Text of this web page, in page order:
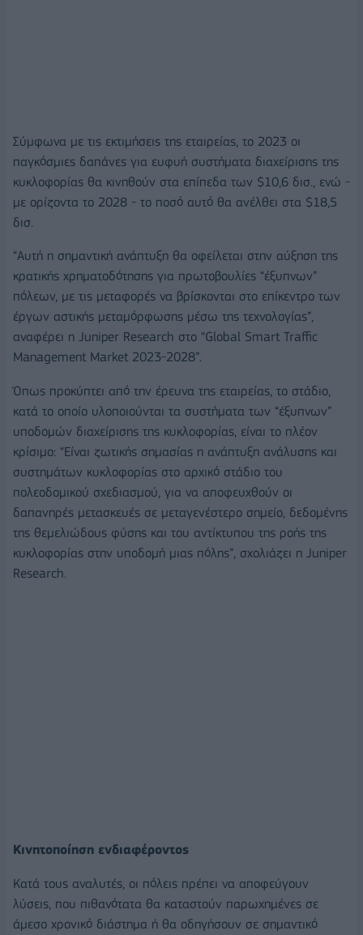
Σύμφωνα με τις εκτιμήσεις της εταιρείας, το 2023 οι
παγκόσμιες δαπάνες για ευφυή συστήματα διαχείρισης της
κυκλοφορίας θα κινηθούν στα επίπεδα των $10,6 δισ., ενώ -
με ορίζοντα το 2028 - το ποσό αυτό θα ανέλθει στα $18,5
δισ.
“Αυτή η σημαντική ανάπτυξη θα οφείλεται στην αύξηση της
κρατικής χρηματοδότησης για πρωτοβουλίες “έξυπνων”
πόλεων, με τις μεταφορές να βρίσκονται στο επίκεντρο των
έργων αστικής μεταμόρφωσης μέσω της τεχνολογίας”,
αναφέρει η Juniper Research στο “Global Smart Traffic
Management Market 2023-2028”.
Όπως προκύπτει από την έρευνα της εταιρείας, το στάδιο,
κατά το οποίο υλοποιούνται τα συστήματα των “έξυπνων”
υποδομών διαχείρισης της κυκλοφορίας, είναι το πλέον
κρίσιμο: “Είναι ζωτικής σημασίας η ανάπτυξη ανάλυσης και
συστημάτων κυκλοφορίας στο αρχικό στάδιο του
πολεοδομικού σχεδιασμού, για να αποφευχθούν οι
δαπανηρές μετασκευές σε μεταγενέστερο σημείο, δεδομένης
της θεμελιώδους φύσης και του αντίκτυπου της ροής της
κυκλοφορίας στην υποδομή μιας πόλης”, σχολιάζει η Juniper
Research.
Κινητοποίηση ενδιαφέροντος
Κατά τους αναλυτές, οι πόλεις πρέπει να αποφεύγουν
λύσεις, που πιθανότατα θα καταστούν παρωχημένες σε
άμεσο χρονικό διάστημα ή θα οδηγήσουν σε σημαντικό